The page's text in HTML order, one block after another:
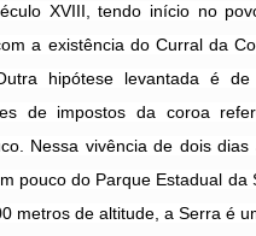
XVIII, tendo início no
a existência do Curral da
hipótese levantada é
de impostos da coroa
Nessa vivência de dois dias
pouco do Parque Estadual da
metros de altitude, a Serra é